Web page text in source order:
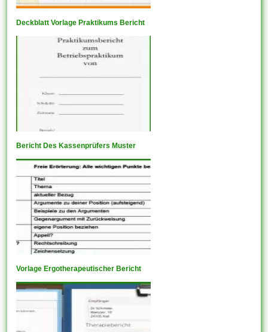
Deckblatt Vorlage Praktikums Bericht
Bericht Des Kassenprüfers Muster
Vorlage Ergotherapeutischer Bericht